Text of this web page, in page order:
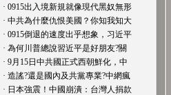
· 0915出入境新規就像現代黑奴無形
· 中共為什麼仇恨美國？你知我知大
· 0915倒退的速度出乎想象，习近平
· 為何川普總說習近平是好朋友?關
· 9月15日中共國正式西朝鮮化，中
· 造謠?還是國內及共黨專業?中網瘋
· 日本強震！中國崩潰：台灣人捐款